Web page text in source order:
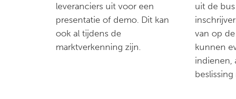
leveranciers uit voor een
presentatie of demo. Dit kan
ook al tijdens de
marktverkenning zijn.
uit de
van op
kunnen
indienen,